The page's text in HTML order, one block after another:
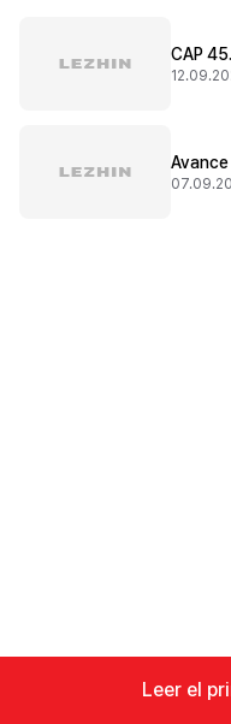
CAP
Avance
Leer el